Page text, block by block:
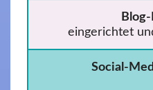
eingerichtet
Social-